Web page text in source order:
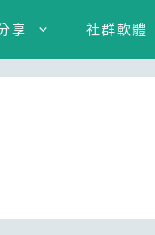
享 社群軟體